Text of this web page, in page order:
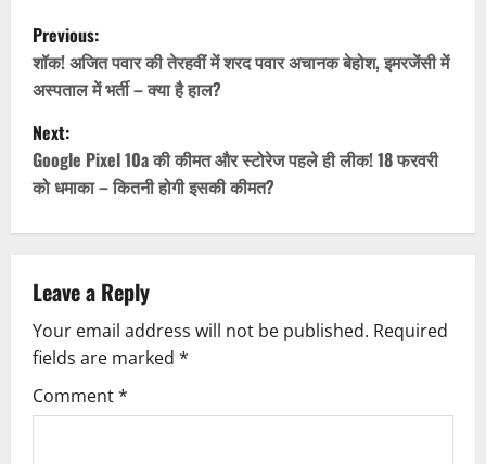
P
o
s
t
n
v
i
g
Previous:
शॉक! अजित पवार की तेरहवीं में शरद पवार अचानक बेहोश, इमरजेंसी में
अस्पताल में भर्ती – क्या है हाल?
Next:
Google Pixel 10a की कीमत और स्टोरेज पहले ही लीक! 18 फरवरी
को धमाका – कितनी होगी इसकी कीमत?
Leave a Reply
Your email address will not be published. Required
fields are marked *
Comment*